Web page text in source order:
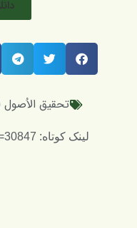
تحقيق الاُصول
لینک کوتاه: https://al-milani.com/?p=30847